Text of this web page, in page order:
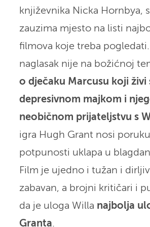
književnika Nicka Hornbya,
zauzima mjesto na listi
filmova koje treba
naglasak nije na božićnoj
o dječaku Marcusu koji živi
depresivnom majkom i
neobičnom prijateljstvu s
igra Hugh Grant nosi
potpunosti uklapa u
Film je ujedno i tužan i
zabavan, a brojni kritičari i
da je uloga Willa najbolja
Granta.